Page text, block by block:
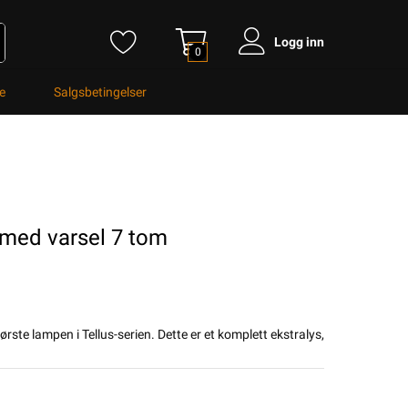
0
Logg inn
Salgsbetingelser
varsel 7 tom
lampen i Tellus-serien. Dette er et komplett ekstralys,